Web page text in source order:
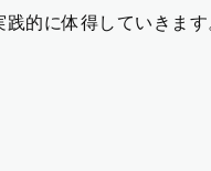
的に体得していきます